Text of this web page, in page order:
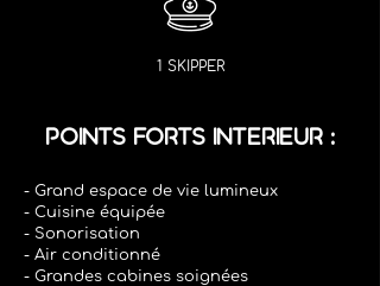
1 SKIPPER
POINTS FORTS INTERIEUR :
- Grand espace de vie lumineux
- Cuisine équipée
- Sonorisation
- Air conditionné
- Grandes cabines soignées